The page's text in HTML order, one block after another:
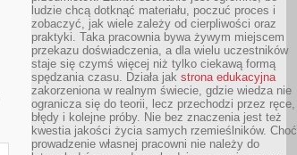
ludzie chcą dotknąć materiału, poczuć proces i
zobaczyć, jak wiele zależy od cierpliwości oraz
praktyki. Taka pracownia bywa żywym miejscem
przekazu doświadczenia, a dla wielu uczestników
staje się czymś więcej niż tylko ciekawą formą
spędzania czasu. Działa jak strona edukacyjna
zakorzeniona w realnym świecie, gdzie wiedza nie
ogranicza się do teorii, lecz przechodzi przez ręce,
błędy i kolejne próby. Nie bez znaczenia jest też
kwestia jakości życia samych rzemieślników. Choć
prowadzenie własnej pracowni nie należy do